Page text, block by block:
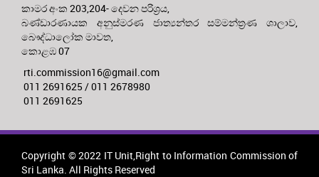
කාමර අංක 203,204- දෙවන පරිශ්‍රය,
බණ්ඩාරණායක අනුස්මරණ ජාත්‍යන්තර සම්මන්ත්‍රණ ශාලාව,
බෞද්ධාලෝක මාවත,
කොළඹ 07
rti.commission16@gmail.com
011 2691625 / 011 2678980
011 2691625
Copyright © 2022 IT Unit,Right to Information Commission of
Sri Lanka. All Rights Reserved